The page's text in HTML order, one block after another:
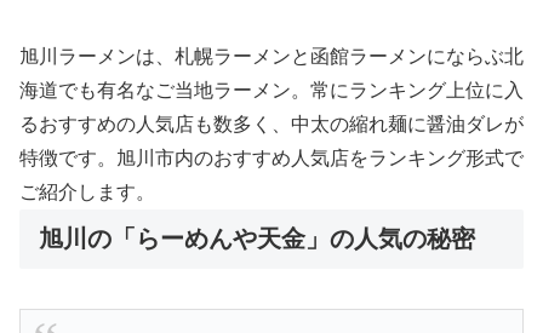
旭川ラーメンは、札幌ラーメンと函館ラーメンにならぶ北
海道でも有名なご当地ラーメン。常にランキング上位に入
るおすすめの人気店も数多く、中太の縮れ麺に醤油ダレが
特徴です。旭川市内のおすすめ人気店をランキング形式で
ご紹介します。
旭川の「らーめんや天金」の人気の秘密